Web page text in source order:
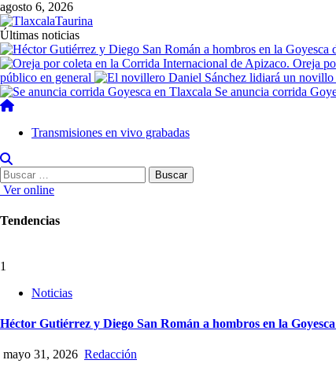
agosto 6, 2026
Últimas noticias
Oreja
público en general
Se anuncia corrida
Transmisiones en vivo grabadas
Ver online
Tendencias
1
Noticias
Héctor Gutiérrez y Diego San Román a hombros en la
mayo 31, 2026 Redacción